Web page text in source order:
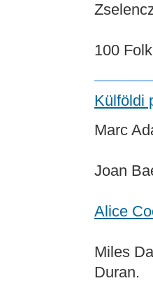
100
Külföldi
Marc
Joan
Alice
Miles
Duran.